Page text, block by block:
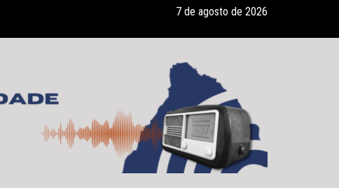
Monlevade recebe pocket-show gratuito “A Bela e a Fera” na 16ª “Diversão
7 de agosto de 2026